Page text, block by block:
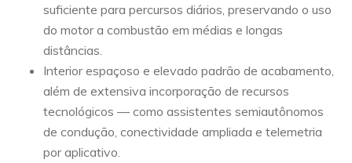
suficiente para percursos diários, preservando o uso
do motor a combustão em médias e longas
distâncias.
Interior espaçoso e elevado padrão de acabamento,
além de extensiva incorporação de recursos
tecnológicos — como assistentes semiautônomos
de condução, conectividade ampliada e telemetria
por aplicativo.